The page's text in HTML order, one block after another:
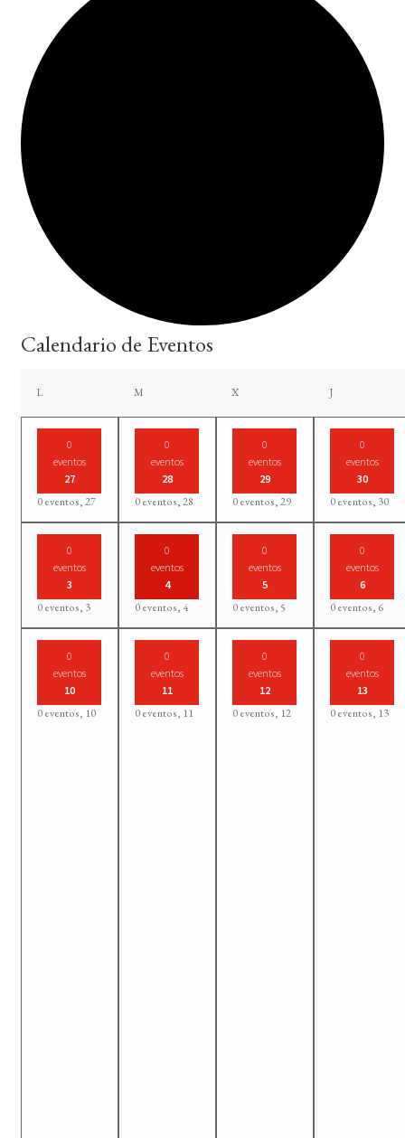
Calendario de Eventos
Llunes Mmartes Xmiércoles Jjueves
0
eventos
27
0 eventos,27
0
eventos
28
0 eventos,28
0
eventos
29
0 eventos,29
0
eventos
30
0 eventos, 30
0
eventos
3
0 eventos, 3
0
eventos
4
0 eventos, 4
0
eventos
5
0 eventos,5
0
eventos
6
0 eventos, 6
0
eventos
10
0 eventos, 10
0
eventos
11
0 eventos, 11
0
eventos
12
0 eventos, 12
0
eventos
13
0 eventos, 13